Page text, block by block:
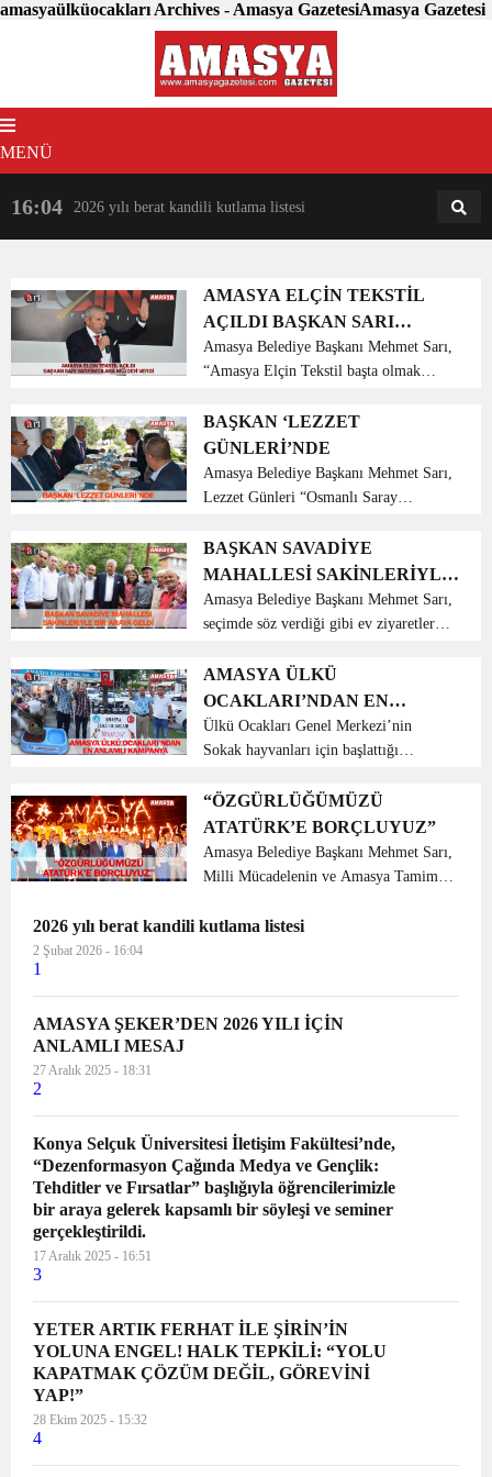
amasyaülküocakları Archives - Amasya GazetesiAmasya Gazetesi
MENÜ
16:04 2026 yılı berat kandili kutlama listesi 18:31
AMASYA ELÇİN TEKSTİL
AÇILDI BAŞKAN SARI
YATIRIMCILARA MÜJDEYİ
VERDİ
Amasya Belediye Başkanı Mehmet Sarı,
“Amasya Elçin Tekstil başta olmak
yatırım yapacak firmalardan,
belediyemiz olarak bir yıl boyunca su
ücreti, ruhsat ve çöp ve...
BAŞKAN ‘LEZZET
GÜNLERİ’NDE
Amasya Belediye Başkanı Mehmet Sarı,
Lezzet Günleri “Osmanlı Saray
Belediye Başkanı Mehmet Sarı, Amasya
Üniversitesi Rektörü Prof. Dr.
Süleyman Elmacı’nı...
BAŞKAN SAVADİYE
MAHALLESİ SAKİNLERİYLE
BİR ARAYA GELDİ
Amasya Belediye Başkanı Mehmet Sarı,
seçimde söz verdiği gibi ev ziyaretlerine
Savadiye mahalle sakinleriyle
kahvaltıda bir araya geldi. 31 Mart
Seçiminde söz verdiği ...
AMASYA ÜLKÜ
OCAKLARI’NDAN EN
ANLAMLI KAMPANYA
Ülkü Ocakları Genel Merkezi’nin
Sokak hayvanları için başlattığı
bölgelere borularla yapılan mama ve su
kapları bırakıldı. Ülkü Ocakları Sokak
hayvanları içi...
“ÖZGÜRLÜĞÜMÜZÜ
ATATÜRK’E BORÇLUYUZ”
Amasya Belediye Başkanı Mehmet Sarı,
Milli Mücadelenin ve Amasya Tamimi
çerçevesinde 12-22 Haziran Amasya
2026 yılı berat kandili kutlama listesi
2 Şubat 2026 - 16:04
1
AMASYA ŞEKER’DEN 2026 YILI İÇİN
ANLAMLI MESAJ
27 Aralık 2025 - 18:31
2
Konya Selçuk Üniversitesi İletişim Fakültesi’nde,
“Dezenformasyon Çağında Medya ve Gençlik:
Tehditler ve Fırsatlar” başlığıyla öğrencilerimizle
bir araya gelerek kapsamlı bir söyleşi ve seminer
gerçekleştirildi.
17 Aralık 2025 - 16:51
3
YETER ARTIK FERHAT İLE ŞİRİN’İN
YOLUNA ENGEL! HALK TEPKİLİ: “YOLU
KAPATMAK ÇÖZÜM DEĞİL, GÖREVİNİ
YAP!”
28 Ekim 2025 - 15:32
4